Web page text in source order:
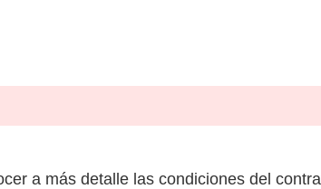
a más detalle las condiciones del